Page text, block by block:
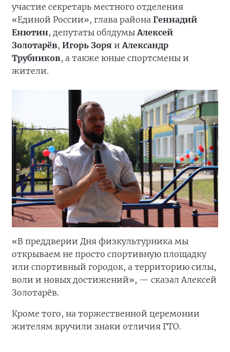
участие секретарь местного отделения
«Единой России», глава района Геннадий
Енютин, депутаты облдумыАлексей
Золотарёв, Игорь Зоря иАлександр
Трубников, а также юные спортсмены и
жители.
«В преддверии Дня физкультурника мы
открываем не просто спортивную площадку
или спортивный городок, а территорию силы,
воли и новых достижений», — сказал Алексей
Золотарёв.
Кроме того, на торжественной церемонии
жителям вручили знаки отличия ГТО.